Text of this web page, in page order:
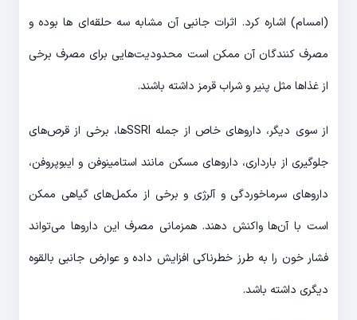
(امسام) اشاره کرد. اثرات جانبی آن مشابه سه حلقه‌ای ها بوده و
مصرف کنندگان آن ممکن است محدودیت‌هایی برای مصرف برخی
از غذاها مثل پنیر و شراب قرمز داشته باشند.
از سوی دیگر، داروهای خاص از جمله SSRIها، برخی از قرص‌های
جلوگیری از بارداری، داروهای مسکن مانند استامینوفن و ایبوپروفن،
داروهای سرماخوردگی و آلرژی و برخی از مکمل‌های گیاهی ممکن
است با آن‌ها واکنش دهند. همزمانی مصرف این داروها می‌تواند
فشار خون را به طرز خطرناکی افزایش داده و عوارض جانبی بالقوه
دیگری داشته باشد.